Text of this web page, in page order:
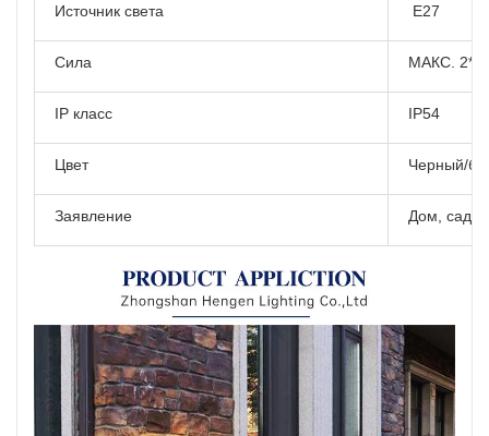
Источник света Е27
Сила МАКС.
IP класс IP54
Цвет Черный/
Заявление Дом, сад,